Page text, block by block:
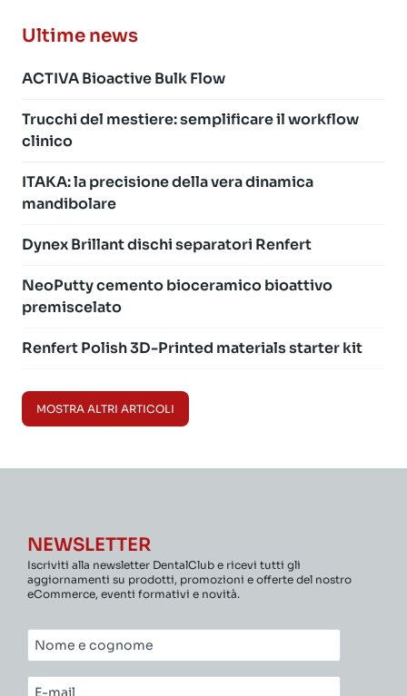
Ultime news
ACTIVA Bioactive Bulk Flow
Trucchi del mestiere: semplificare il workflow
clinico
ITAKA: la precisione della vera dinamica
mandibolare
Dynex Brillant dischi separatori Renfert
NeoPutty cemento bioceramico bioattivo
premiscelato
Renfert Polish 3D-Printed materials starter kit
MOSTRA ALTRI ARTICOLI
NEWSLETTER
Iscriviti alla newsletter DentalClub e ricevi tutti gli
aggiornamenti su prodotti, promozioni e offerte del nostro
eCommerce, eventi formativi e novità.
Nome
e
cognome*
E-